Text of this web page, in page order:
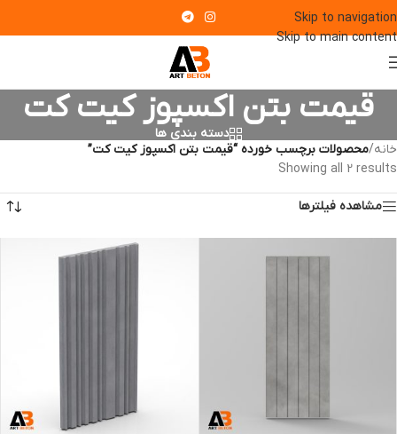
Skip to navigation
Skip to main content
قیمت بتن اکسپوز کیت کت
دسته بندی ها
خانه/محصولات برچسب خورده “قیمت بتن اکسپوز کیت کت”
Showing all 2 results
مشاهده فیلترها